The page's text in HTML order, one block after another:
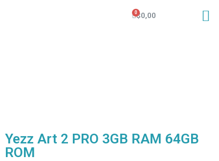
$0,00
Yezz Art 2 PRO 3GB RAM 64GB
ROM